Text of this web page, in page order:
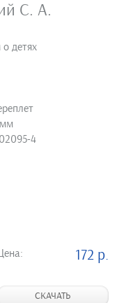
С. А.
детях
мм
4
172 р.
СКАЧАТЬ